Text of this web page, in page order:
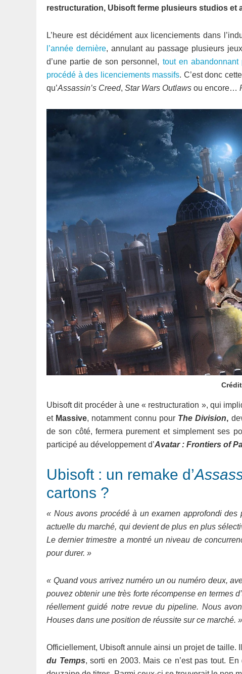
restructuration, Ubisoft ferme plusieurs studios et
L’heure est décidément aux licenciements dans
l’année dernière, annulant au passage plusieurs
d’une partie de son personnel, tout en abandonnant
procédé à des licenciements massifs. C’est donc
qu’Assassin’s Creed, Star Wars Outlaws ou encore…
Ubisoft dit procéder à une « restructuration », qui
et Massive, notamment connu pour The Division,
de son côté, fermera purement et simplement ses
participé au développement d’Avatar : Frontiers of
Ubisoft : un remake d’
cartons ?
« Nous avons procédé à un examen approfondi des
actuelle du marché, qui devient de plus en plus
Le dernier trimestre a montré un niveau de
pour durer. »
« Quand vous arrivez numéro un ou numéro deux,
pouvez obtenir une très forte récompense en termes
réellement guidé notre revue du pipeline. Nous
Houses dans une position de réussite sur ce marché. »
Officiellement, Ubisoft annule ainsi un projet de taille.
du Temps, sorti en 2003. Mais ce n’est pas tout.